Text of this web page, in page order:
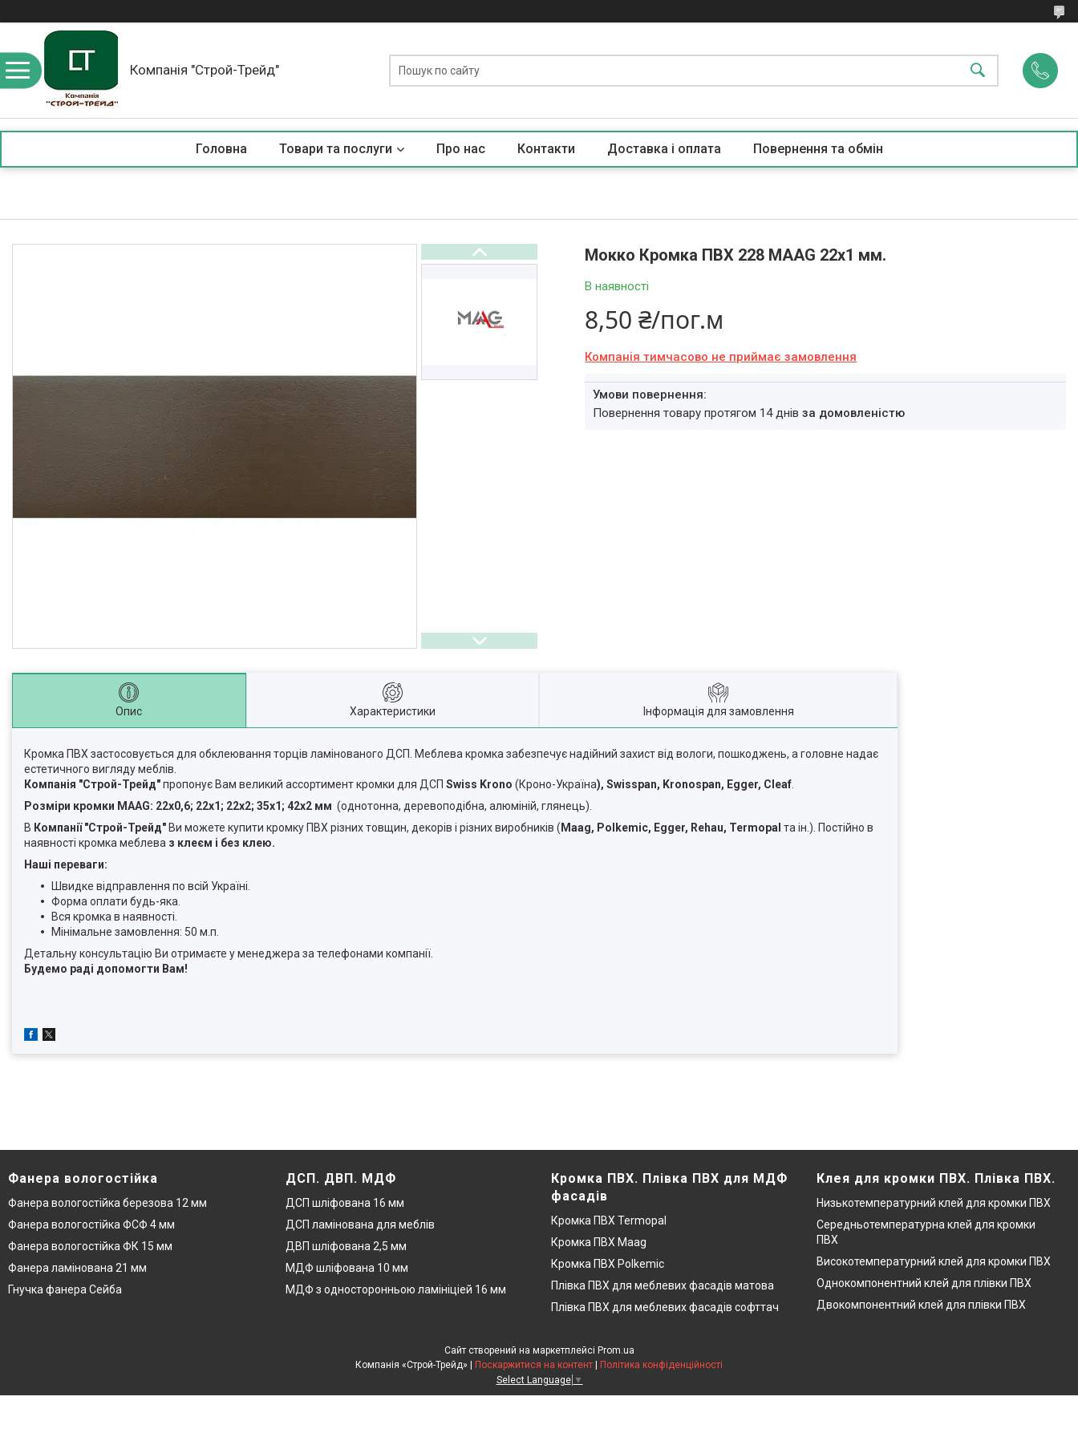
Компанія "Строй-Трейд"
Головна Товари та послуги Про нас Контакти Доставка і оплата Повернення та обмін
Мокко Кромка ПВХ 228 MAAG 22х1 мм.
В наявності
8,50 ₴/пог.м
Компанія тимчасово не приймає замовлення
повернення товару протягом 14 днівза домовленістю
Опис Характеристики Інформація для замовлення
Кромка ПВХ застосовується для обклеювання торців ламінованого ДСП. Меблева кромка забезпечує надійний захист від вологи, пошкоджень, а головне надає
естетичного вигляду меблів.
Компанія "Строй-Трейд"пропонує Вам великий ассортимент кромки для ДСП Swiss Krono (Кроно-Україна), Swisspan, Kronospan, Egger, Cleaf
Розміри кромки MAAG: 22х0,6; 22х1; 22х2; 35х1; 42х2 мм (однотонна, деревоподібна, алюміній, глянець).
В Компанії "Строй-Трейд" Ви можете купити кромку ПВХ різних товщин, декорів і різних виробників ( Maag, Polkemic, Egger, Rehau, Termopal та ін.). Постійно в
наявності кромка меблева з клеєм і без клею.
Наші переваги:
Швидке відправлення по всій Україні.
Форма оплати будь-яка.
Вся кромка в наявності.
Мінімальне замовлення: 50 м.п.
Детальну консультацію Ви отримаєте у менеджера за телефонами компанії.
Будемо раді допомогти Вам!
Фанера вологостійка
Фанера вологостійка березова 12 мм
Фанера вологостійка ФСФ 4 мм
Фанера вологостійка ФК 15 мм
Фанера ламінована 21 мм
Гнучка фанера Сейба
ДСП. ДВП. МДФ
ДСП шліфована 16 мм
ДСП ламінована для меблів
ДВП шліфована 2,5 мм
МДФ шліфована 10 мм
МДФ з односторонньою ламініціей 16 мм
Кромка ПВХ. Плівка ПВХ для МДФ
фасадів
Кромка ПВХ Termopal
Кромка ПВХ Maag
Кромка ПВХ Polkemic
Плівка ПВХ для меблевих фасадів матова
Плівка ПВХ для меблевих фасадів софттач
Клея для кромки ПВХ. Плівка ПВХ.
Низькотемпературний клей для кромки ПВХ
Середньотемпературна клей для кромки
ПВХ
Високотемпературний клей для кромки ПВХ
Однокомпонентний клей для плівки ПВХ
Двокомпонентний клей для плівки ПВХ
Сайт створений на маркетплейсі Prom.ua
Поскаржитися на контент
Політика конфіденційності
Select Language ▼